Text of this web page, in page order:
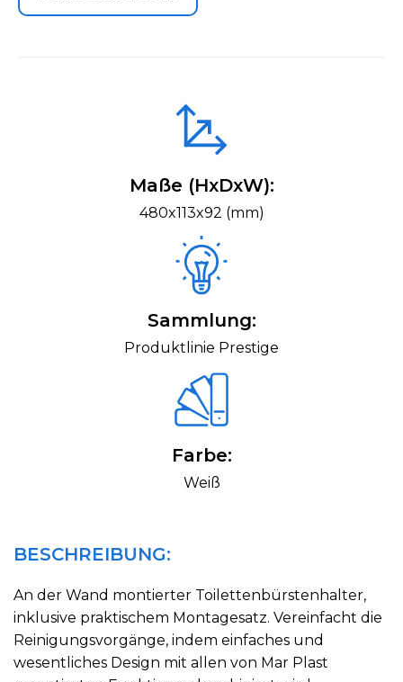
Maße (HxDxW):
480x113x92 (mm)
Sammlung:
Produktlinie Prestige
Farbe:
Weiß
BESCHREIBUNG:
An der Wand montierter Toilettenbürstenhalter,
inklusive praktischem Montagesatz. Vereinfacht die
Reinigungsvorgänge, indem einfaches und
wesentliches Design mit allen von Mar Plast